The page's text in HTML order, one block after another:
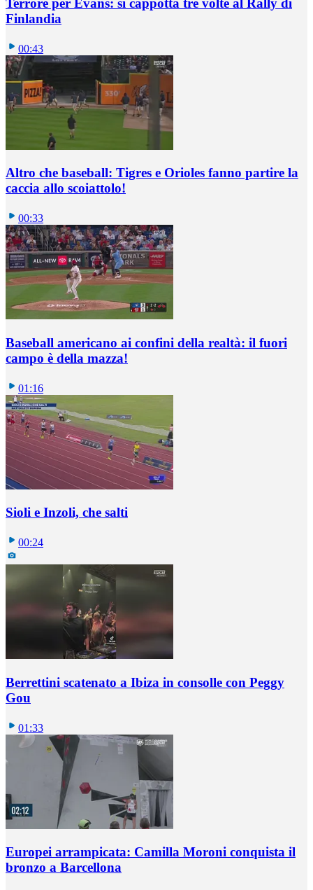
Terrore per Evans: si cappotta tre volte al Rally di
Finlandia
00:43
Altro che baseball: Tigres e Orioles fanno partire la
caccia allo scoiattolo!
00:33
Baseball americano ai confini della realtà: il fuori
campo è della mazza!
01:16
Sioli e Inzoli, che salti
00:24
Berrettini scatenato a Ibiza in consolle con Peggy
Gou
01:33
Europei arrampicata: Camilla Moroni conquista il
bronzo a Barcellona